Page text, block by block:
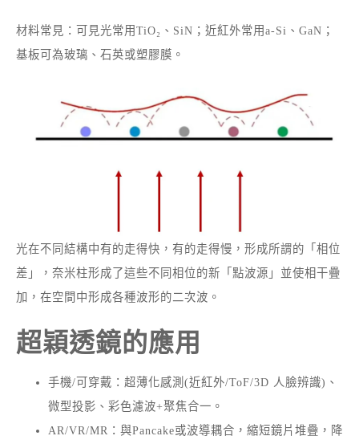
材料常見：可見光常用TiO₂、SiN；近紅外常用a-Si、GaN；
基板可為玻璃、石英或塑膠膜。
光在不同結構中有的走得快，有的走得慢，形成所謂的「相位
差」，奈米柱形成了這些不同相位的新「點波源」並使相干疊
加，在空間中形成各種波形的二次波。
超穎透鏡的應用
手機/可穿戴：超薄化感測(近紅外/ToF/3D 人臉辨識)、
微型投影、彩色濾波+聚焦合一。
AR/VR/MR：與Pancake或波導耦合，縮短鏡片堆疊，降